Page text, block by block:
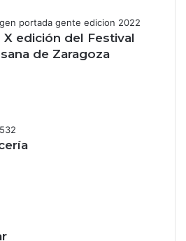
X edición del Festival
de Zaragoza